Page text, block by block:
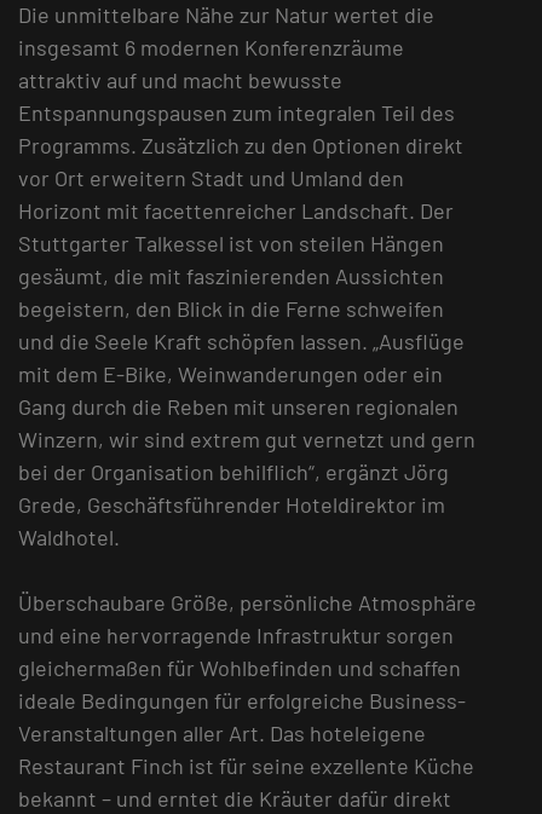
Die unmittelbare Nähe zur Natur wertet die
insgesamt 6 modernen Konferenzräume
attraktiv auf und macht bewusste
Entspannungspausen zum integralen Teil des
Programms. Zusätzlich zu den Optionen direkt
vor Ort erweitern Stadt und Umland den
Horizont mit facettenreicher Landschaft. Der
Stuttgarter Talkessel ist von steilen Hängen
gesäumt, die mit faszinierenden Aussichten
begeistern, den Blick in die Ferne schweifen
und die Seele Kraft schöpfen lassen. „Ausflüge
mit dem E-Bike, Weinwanderungen oder ein
Gang durch die Reben mit unseren regionalen
Winzern, wir sind extrem gut vernetzt und gern
bei der Organisation behilflich“, ergänzt Jörg
Grede, Geschäftsführender Hoteldirektor im
Waldhotel.
Überschaubare Größe, persönliche Atmosphäre
und eine hervorragende Infrastruktur sorgen
gleichermaßen für Wohlbefinden und schaffen
ideale Bedingungen für erfolgreiche Business-
Veranstaltungen aller Art. Das hoteleigene
Restaurant Finch ist für seine exzellente Küche
bekannt – und erntet die Kräuter dafür direkt